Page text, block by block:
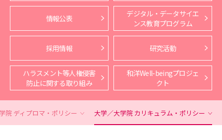
情報公表
デジタル・データサイエ
ンス教育プログラム
採用情報 研究活動
ハラスメント等人権侵害
防止に関する取り組み
和洋Well-beingプロジェ
クト
院 ディプロマ・ポリシー 大学／大学院 カリキュラム・ポリシー